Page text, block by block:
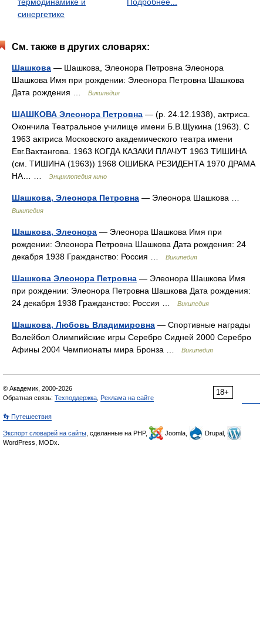
синергетике
См. также в других словарях:
Шашкова — Шашкова, Элеонора Петровна Элеонора
Шашкова Имя при рождении: Элеонора Петровна Шашкова
Дата рождения …
Википедия
ШАШКОВА Элеонора Петровна — (р. 24.12.1938), актриса.
Окончила Театральное училище имени Б.В.Щукина (1963). С
1963 актриса Московского академического театра имени
Евг.Вахтангова. 1963 КОГДА КАЗАКИ ПЛАЧУТ 1963 ТИШИНА
(см. ТИШИНА (1963)) 1968 ОШИБКА РЕЗИДЕНТА 1970 ДРАМА
НА… …
Энциклопедия кино
Шашкова, Элеонора Петровна — Элеонора Шашкова …
Википедия
Шашкова, Элеонора — Элеонора Шашкова Имя при
рождении: Элеонора Петровна Шашкова Дата рождения: 24
декабря 1938 Гражданство: Россия …
Википедия
Шашкова Элеонора Петровна — Элеонора Шашкова Имя
при рождении: Элеонора Петровна Шашкова Дата рождения:
24 декабря 1938 Гражданство: Россия …
Википедия
Шашкова, Любовь Владимировна — Спортивные награды
Волейбол Олимпийские игры Серебро Сидней 2000 Серебро
Афины 2004 Чемпионаты мира Бронза …
Википедия
18+
© Академик, 2000-2026
Обратная связь: Техподдержка Реклама на сайте
👣 Путешествия
Экспорт словарей на сайты , сделанные на PHP, Joomla,
Drupal,
WordPress, MODx.